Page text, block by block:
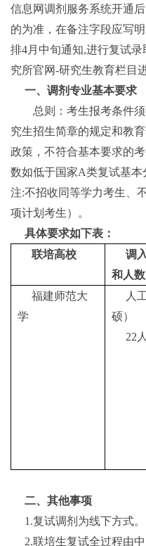
信息网调剂服务系统开通
的为准，在备注字段应写明
排4月中旬通知,进行复试
究所官网-研究生教育栏目
一、调剂专业基本要求
总则：考生报考条件
究生招生简章的规定和教
政策，不符合基本要求的
数如低于国家A类复试基
注:不招收同等学力考生、
项计划考生）。
具体要求如下表：
联培高校
调
和人数
福建师范大
学
人
硕）
22人
二、其他事项
1.复试调剂为线下方式。
2.联培生复试全过程由